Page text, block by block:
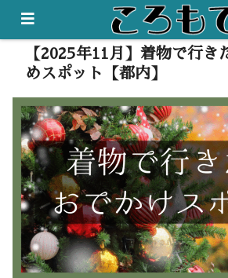
【2025年11月】着物で行き
めスポット【都内】